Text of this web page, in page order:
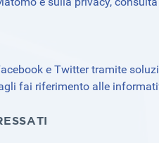
e Twitter tramite
fai riferimento alle